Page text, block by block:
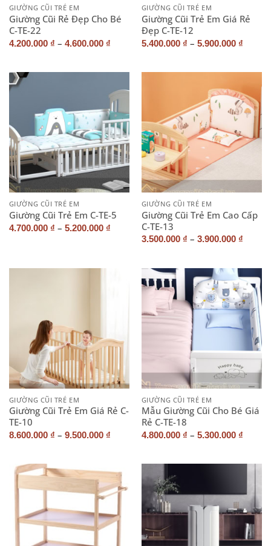
GIƯỜNG CŨI TRẺ EM
Giường Cũi Rẻ Đẹp Cho Bé
C-TE-22
4.200.000 ₫ – 4.600.000 ₫
GIƯỜNG CŨI TRẺ EM
Giường Cũi Trẻ Em Giá Rẻ
Đẹp C-TE-12
5.400.000 ₫ – 5.900.000 ₫
GIƯỜNG CŨI TRẺ EM
Giường Cũi Trẻ Em C-TE-5
4.700.000 ₫ – 5.200.000 ₫
GIƯỜNG CŨI TRẺ EM
Giường Cũi Trẻ Em Cao Cấp
C-TE-13
3.500.000 ₫ – 3.900.000 ₫
GIƯỜNG CŨI TRẺ EM
Giường Cũi Trẻ Em Giá Rẻ C-
TE-10
8.600.000 ₫ – 9.500.000 ₫
GIƯỜNG CŨI TRẺ EM
Mẫu Giường Cũi Cho Bé Giá
Rẻ C-TE-18
4.800.000 ₫ – 5.300.000 ₫